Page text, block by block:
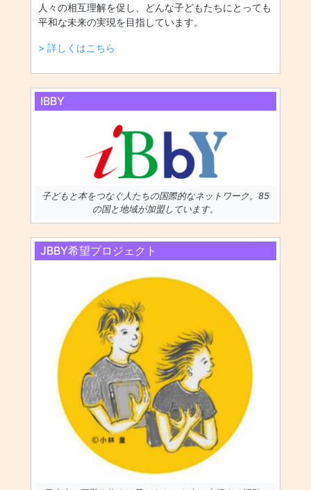
人々の相互理解を促し、どんな子どもたちにとっても
平和な未来の実現を目指しています。
> 詳しくはこちら
IBBY
子どもと本をつなぐ人たちの国際的なネットワーク。85
の国と地域が加盟しています。
JBBY希望プロジェクト